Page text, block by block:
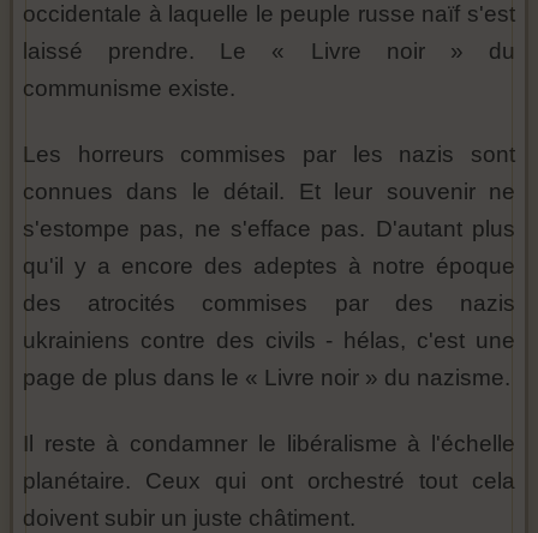
occidentale à laquelle le peuple russe naïf s'est
laissé prendre. Le « Livre noir » du
communisme existe.
Les horreurs commises par les nazis sont
connues dans le détail. Et leur souvenir ne
s'estompe pas, ne s'efface pas. D'autant plus
qu'il y a encore des adeptes à notre époque
des atrocités commises par des nazis
ukrainiens contre des civils - hélas, c'est une
page de plus dans le « Livre noir » du nazisme.
Il reste à condamner le libéralisme à l'échelle
planétaire. Ceux qui ont orchestré tout cela
doivent subir un juste châtiment.